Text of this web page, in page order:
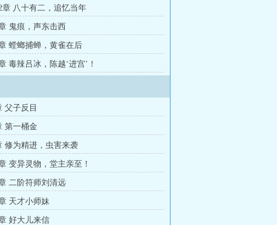
章 八十有二，追忆当年
鬼痕，声东击西
螳螂捕蝉，黄雀在后
毒辣吕冰，陈越‘进宫’！
父子反目
第一桶金
修为精进，虫害来袭
变异灵物，堂主亲至！
二阶符师刘清远
天才小师妹
好大儿来信